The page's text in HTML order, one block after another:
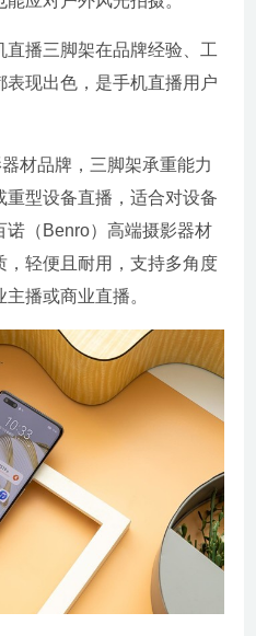
播三脚架在品牌经验、工
现出色，是手机直播用户
材品牌，三脚架承重能力
型设备直播，适合对设备
诺（Benro）高端摄影器材
轻便且耐用，支持多角度
播或商业直播。